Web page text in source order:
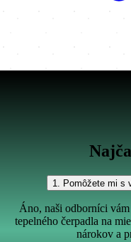
1. Pomôžete mi s
Áno, naši odborníci
tepelného čerpadla na
nárokov a